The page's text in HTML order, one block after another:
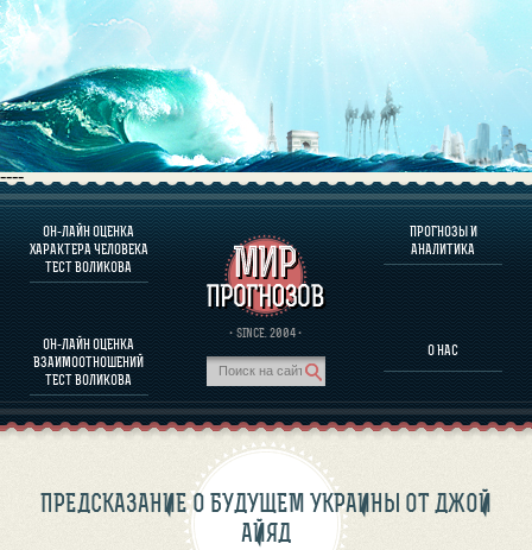
----
ОН-ЛАЙН ОЦЕНКА
ХАРАКТЕРА ЧЕЛОВЕКА
ТЕСТ ВОЛИКОВА
ОН-ЛАЙН ОЦЕНКА
ВЗАИМООТНОШЕНИЙ
ТЕСТ ВОЛИКОВА
· SINCE. 2004 ·
ПРОГНОЗЫ И
АНАЛИТИКА
О НАС
О ПРОГРАММЕ
ОЦЕНКА ХАРАКТЕРA ЧЕЛОВЕКА
ОЦЕНКА ХАРАКТЕРА ВЫДАЮЩИХСЯ ЛИЧНОСТЕЙ
О ПРОГРАММЕ
ПРОГНОЗЫ И АНАЛИТИКА
ПРЕДСКАЗАНИЕ О БУДУЩЕМ УКРАИНЫ ОТ ДЖОЙ
АЙЯД